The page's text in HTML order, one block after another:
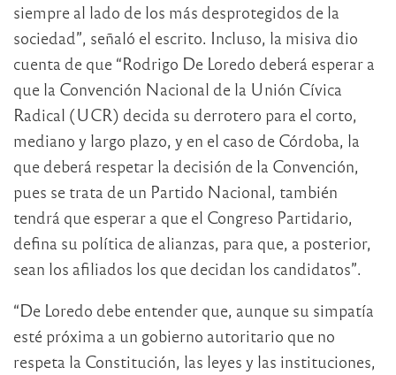
siempre al lado de los más desprotegidos de la
sociedad”, señaló el escrito. Incluso, la misiva dio
cuenta de que “Rodrigo De Loredo deberá esperar a
que la Convención Nacional de la Unión Cívica
Radical (UCR) decida su derrotero para el corto,
mediano y largo plazo, y en el caso de Córdoba, la
que deberá respetar la decisión de la Convención,
pues se trata de un Partido Nacional, también
tendrá que esperar a que el Congreso Partidario,
defina su política de alianzas, para que, a posterior,
sean los afiliados los que decidan los candidatos”.
“De Loredo debe entender que, aunque su simpatía
esté próxima a un gobierno autoritario que no
respeta la Constitución, las leyes y las instituciones,